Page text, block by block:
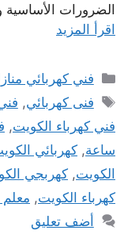
الضرورات الأساسية
اقرأ المزيد
التصنيفات
فني كهربائي
الوسوم
فنى كهربائي,
فني كهرباء الكويت,
ساعة, كهربائي
الكويت, كهربجي
كهرباء الكويت, معلم
أضف تعليق